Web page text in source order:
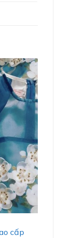
cấp